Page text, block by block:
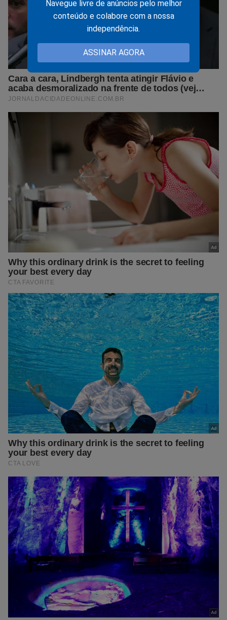
Navegue livre de anúncios pelo melhor
conteúdo e colabore com a nossa
independência.
ASSINAR AGORA